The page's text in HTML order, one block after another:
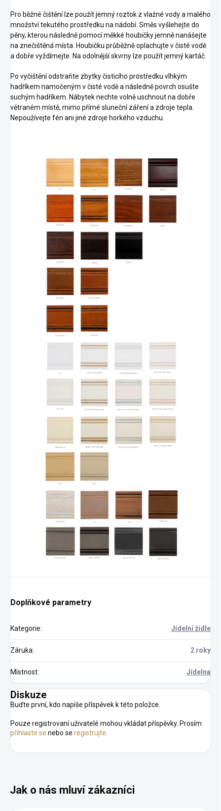
Pro běžné čištění lze použít jemný roztok z vlažné vody a malého
množství tekutého prostředku na nádobí. Směs vyšlehejte do
pěny, kterou následně pomocí měkké houbičky jemně nanášejte
na znečištěná místa. Houbičku průběžně oplachujte v čisté vodě
a dobře vyždímejte. Na odolnější skvrny lze použít jemný kartáč.
Po vyčištění odstraňte zbytky čisticího prostředku vlhkým
hadříkem namočeným v čisté vodě a následně povrch osušte
suchým hadříkem. Nábytek nechte volně uschnout na dobře
větraném místě, mimo přímé sluneční záření a zdroje tepla.
Nepoužívejte fén ani jiné zdroje horkého vzduchu.
Doplňkové parametry
Kategorie: Jídelní židle
Záruka: 2 roky
Místnost: Jídelna
Diskuze
Buďte první, kdo napíše příspěvek k této položce.
Pouze registrovaní uživatelé mohou vkládat příspěvky. Prosím
přihlaste se nebo se registrujte